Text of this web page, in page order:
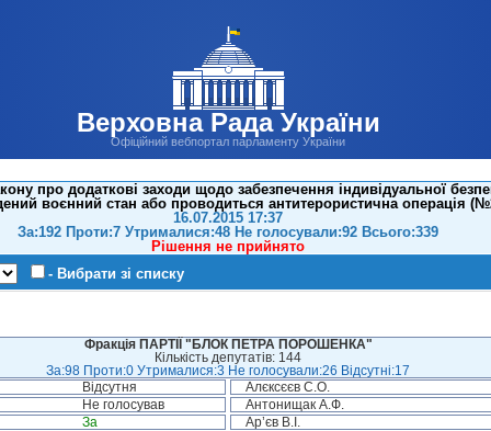
Верховна Рада України
Офіційний вебпортал парламенту України
про додаткові заходи щодо забезпечення індивідуальної
воєнний стан або проводиться антитерористична операція
16.07.2015 17:37
За:192 Проти:7 Утрималися:48 Не голосували:92 Всього:339
Рішення не прийнято
- Вибрати зі списку
Фракція ПАРТІЇ "БЛОК ПЕТРА ПОРОШЕНКА"
Кількість депутатів: 144
За:98 Проти:0 Утрималися:3 Не голосували:26 Відсутні:17
Відсутня Алєксєєв С.О.
Не голосував Антонищак А.Ф.
За Ар’єв В.І.